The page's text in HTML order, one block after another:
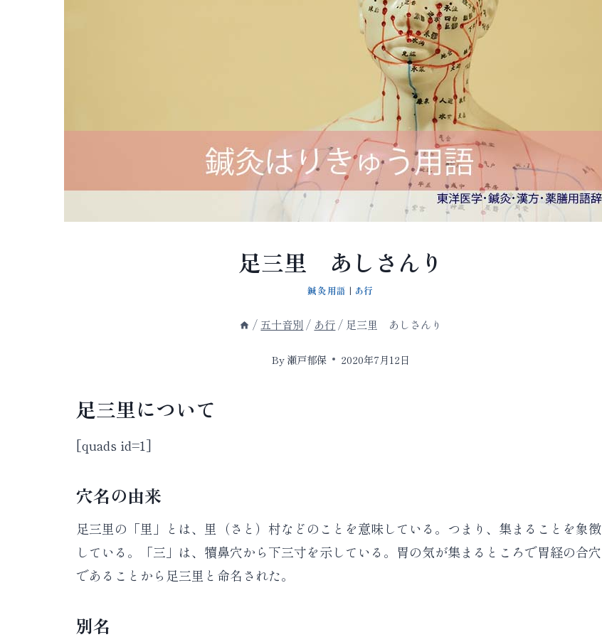
足三里 あしさんり
鍼灸用語 | あ行
/ 五十音別 / あ行 / 足三里 あしさんり
By瀬戸郁保 2020年7月12日
足三里について
[quads id=1]
穴名の由来
足三里の「里」とは、里（さと）村などのことを意味している。つまり、集まることを象徴
している。「三」は、犢鼻穴から下三寸を示している。胃の気が集まるところで胃経の合穴
であることから足三里と命名された。
別名